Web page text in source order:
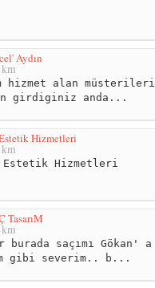
Aydın
hizmet alan müsterileri
girdiginiz anda...
Hizmetleri
Hizmetleri
TasarıM
saçımı Gökan' a
gibi severim.. b...